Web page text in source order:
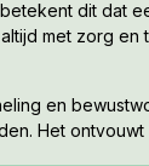
dit dat
met zorg en
en
Het ontvouwt